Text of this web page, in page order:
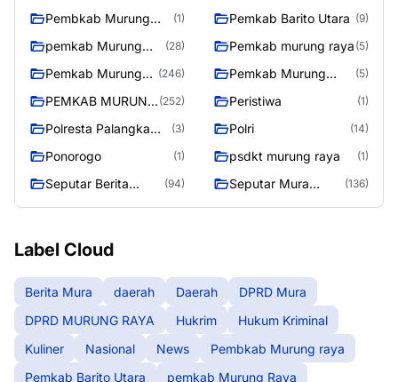
Pembkab Murung
(1) Pemkab Barito Utara (9)
pemkab Murung
(28) Pemkab murung raya (5)
Pemkab Murung
(246)
Pemkab Murung
(5)
PEMKAB MURUNG (252) Peristiwa (1)
Polresta Palangka
(3) Polri (14)
Ponorogo (1) psdkt murung raya (1)
Seputar Berita
(94)
Seputar Mura
(136)
Label Cloud
Berita Mura daerah Daerah
DPRD Mura
DPRD MURUNG RAYA
Hukrim
Hukum Kriminal
Kuliner
Nasional News
Pembkab Murung raya
Pemkab Barito Utara
pemkab Murung Raya